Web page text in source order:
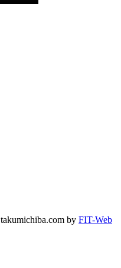
takumichiba.com by FIT-Web